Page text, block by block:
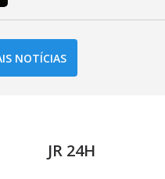
NOTÍCIAS
JR 24H